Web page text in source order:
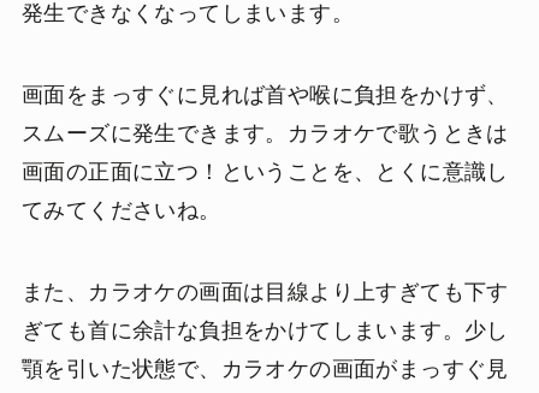
発生できなくなってしまいます。
画面をまっすぐに見れば首や喉に負担をかけず、
スムーズに発生できます。カラオケで歌うときは
画面の正面に立つ！ということを、とくに意識し
てみてくださいね。
また、カラオケの画面は目線より上すぎても下す
ぎても首に余計な負担をかけてしまいます。少し
顎を引いた状態で、カラオケの画面がまっすぐ見